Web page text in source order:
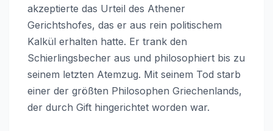
akzeptierte das Urteil des Athener
Gerichtshofes, das er aus rein politischem
Kalkül erhalten hatte. Er trank den
Schierlingsbecher aus und philosophiert bis zu
seinem letzten Atemzug. Mit seinem Tod starb
einer der größten Philosophen Griechenlands,
der durch Gift hingerichtet worden war.